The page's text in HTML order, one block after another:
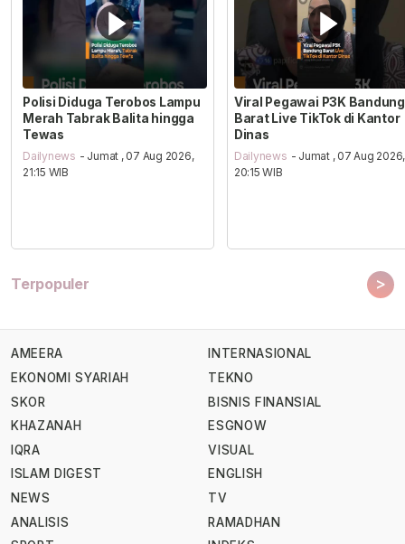
Polisi Diduga Terobos Lampu
Merah Tabrak Balita hingga
Tewas
Dailynews - Jumat , 07 Aug 2026,
21:15 WIB
Viral Pegawai P3K Bandung
Barat Live TikTok di Kantor
Dinas
Dailynews - Jumat , 07 Aug 2026,
20:15 WIB
Terpopuler >
AMEERA
EKONOMI SYARIAH
SKOR
KHAZANAH
IQRA
ISLAM DIGEST
NEWS
ANALISIS
INTERNASIONAL
TEKNO
BISNIS FINANSIAL
ESGNOW
VISUAL
ENGLISH
TV
RAMADHAN